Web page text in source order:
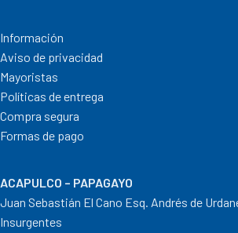
Información
Aviso de privacidad
Mayoristas
Políticas de entrega
Compra segura
Formas de pago
ACAPULCO – PAPAGAYO
Juan Sebastián El Cano Esq. Andrés de
Insurgentes